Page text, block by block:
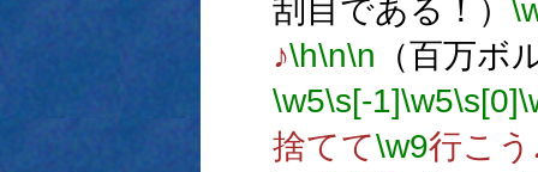
刮目である！）
♪\h\n\n （百万ボ
\w5\s[-1]\w5\s[0]
捨てて\w9行こう